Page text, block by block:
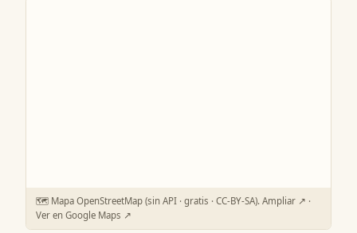
🗺️ Mapa OpenStreetMap (sin API · gratis · CC-BY-SA). Ampliar ↗ ·
Ver en Google Maps ↗